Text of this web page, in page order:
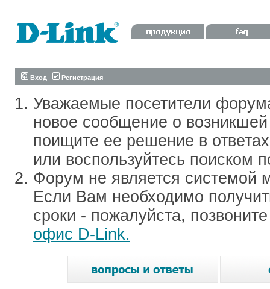
Вход Регистрация
Уважаемые посетители
новое сообщение о
поищите ее решение в
или воспользуйтесь поиском
Форум не является системой
Если Вам необходимо
сроки - пожалуйста,
офис D-Link.